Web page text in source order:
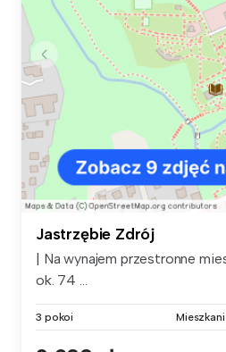
Jastrzębie Zdrój
| Na wynajem przestronne
ok. 74 ...
3 pokoi